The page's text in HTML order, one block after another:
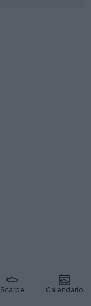
Scarpe Calendario